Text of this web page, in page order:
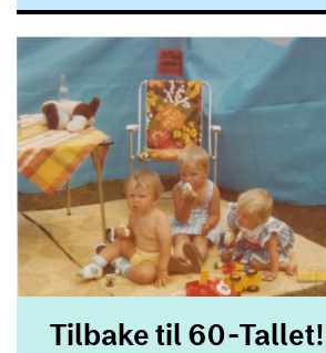
Tilbake til 60-Tallet!